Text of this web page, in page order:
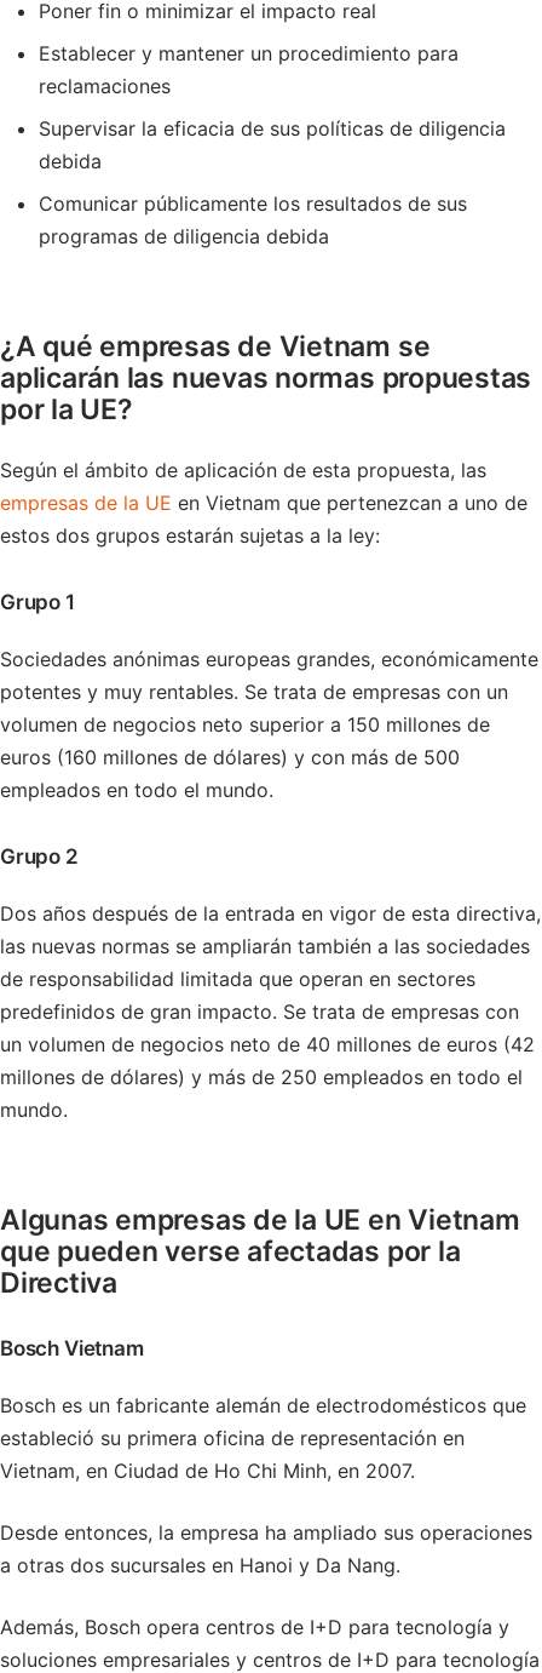
Poner fin o minimizar el impacto real
Establecer y mantener un procedimiento para
reclamaciones
Supervisar la eficacia de sus políticas de diligencia
debida
Comunicar públicamente los resultados de sus
programas de diligencia debida
¿A qué empresas de Vietnam se
aplicarán las nuevas normas propuestas
por la UE?
Según el ámbito de aplicación de esta propuesta, las
empresas de la UE en Vietnam que pertenezcan a uno de
estos dos grupos estarán sujetas a la ley:
Grupo 1
Sociedades anónimas europeas grandes, económicamente
potentes y muy rentables. Se trata de empresas con un
volumen de negocios neto superior a 150 millones de
euros (160 millones de dólares) y con más de 500
empleados en todo el mundo.
Grupo 2
Dos años después de la entrada en vigor de esta directiva,
las nuevas normas se ampliarán también a las sociedades
de responsabilidad limitada que operan en sectores
predefinidos de gran impacto. Se trata de empresas con
un volumen de negocios neto de 40 millones de euros (42
millones de dólares) y más de 250 empleados en todo el
mundo.
Algunas empresas de la UE en Vietnam
que pueden verse afectadas por la
Directiva
Bosch Vietnam
Bosch es un fabricante alemán de electrodomésticos que
estableció su primera oficina de representación en
Vietnam, en Ciudad de Ho Chi Minh, en 2007.
Desde entonces, la empresa ha ampliado sus operaciones
a otras dos sucursales en Hanoi y Da Nang.
Además, Bosch opera centros de I+D para tecnología y
soluciones empresariales y centros de I+D para tecnología